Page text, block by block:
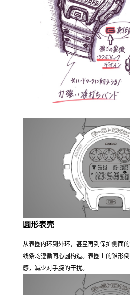
圆形表壳
从表圈内环到外环，甚至再到保护侧面
线条均遵循同心圆构造。表圈上的锥形
感，减少对手腕的干扰。